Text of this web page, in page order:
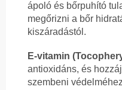
ápoló és bőrpuhító
megőrizni a bőr
kiszáradástól.
E-vitamin
antioxidáns, és
szembeni